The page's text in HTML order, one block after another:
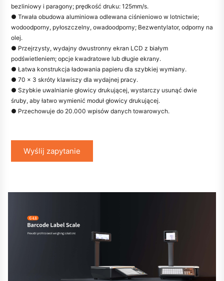
bezliniowy i paragony; prędkość druku: 125mm/s.
● Trwała obudowa aluminiowa odlewana ciśnieniowo w lotnictwie;
wodoodporny, pyłoszczelny, owadoodporny; Bezwentylator, odporny na
olej.
● Przejrzysty, wydajny dwustronny ekran LCD z białym
podświetleniem; opcje kwadratowe lub długie ekrany.
● Łatwa konstrukcja ładowania papieru dla szybkiej wymiany.
● 70 x 3 skróty klawiszy dla wydajnej pracy.
● Szybkie uwalnianie głowicy drukującej, wystarczy usunąć dwie
śruby, aby łatwo wymienić moduł głowicy drukującej.
● Przechowuje do 20.000 wpisów danych towarowych.
Wyślij zapytanie